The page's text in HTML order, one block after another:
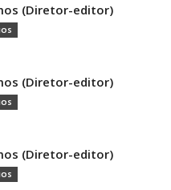
(Diretor-editor)
(Diretor-editor)
(Diretor-editor)